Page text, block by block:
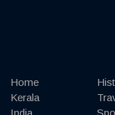
Home
Kerala
India